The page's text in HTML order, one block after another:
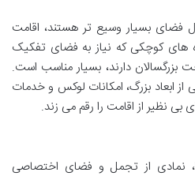
فضای بسیار وسیع تر هستند، اقامت
های کوچکی که نیاز به فضای تفکیک
بزرگسالان دارند، بسیار مناسب است.
ابعاد بزرگ، امکانات لوکس و خدمات
نمادی از تجمل و فضای اختصاصی